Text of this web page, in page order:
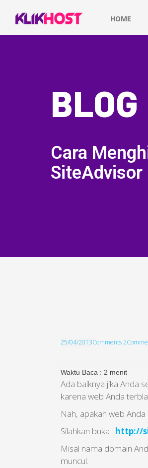
HOME
BLOG
Cara
SiteAdvisor
25/04/2013Comments 2
Waktu Baca : 2 menit
Ada baiknya jika Anda
karena web Anda
Nah, apakah web
Silahkan buka : http://
Misal nama domain
muncul.